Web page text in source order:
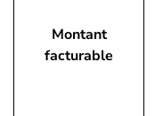
Montant
facturable